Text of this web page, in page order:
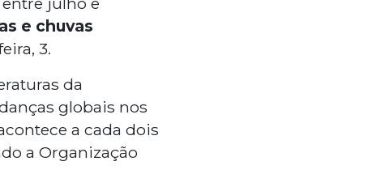
e chuvas
3.
da
globais nos
a cada dois
a Organização